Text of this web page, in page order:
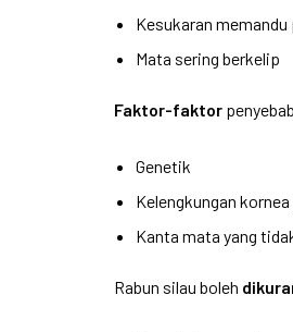
Kesukaran
Mata sering berkelip
Faktor-faktor
Genetik
Kelengkungan
Kanta mata yang
Rabun silau boleh